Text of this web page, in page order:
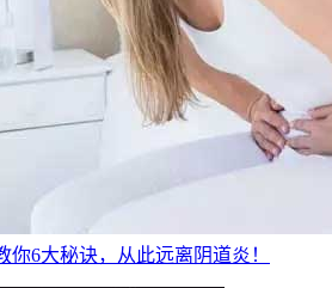
你6大秘诀，从此远离阴道炎！